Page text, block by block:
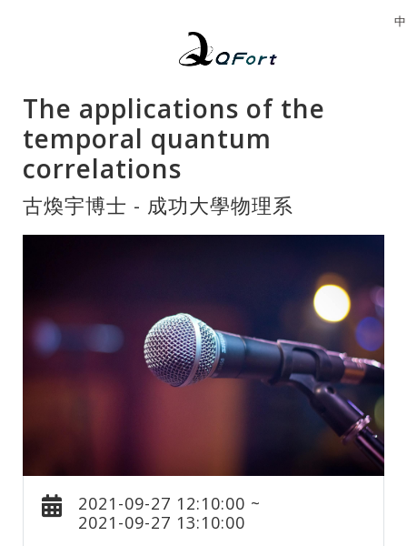
The applications of the
temporal quantum
correlations
古煥宇博士 - 成功大學物理系
2021-09-27 12:10:00 ~
2021-09-27 13:10:00